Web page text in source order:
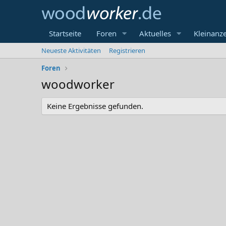
Startseite Foren Aktuelles
Neueste Aktivitäten
Registrieren
Foren
woodworker
Keine Ergebnisse gefunden.